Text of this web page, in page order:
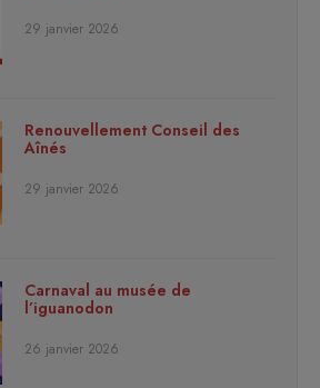
29 janvier 2026
Renouvellement Conseil des
Aînés
29 janvier 2026
Carnaval au musée de
l’iguanodon
26 janvier 2026